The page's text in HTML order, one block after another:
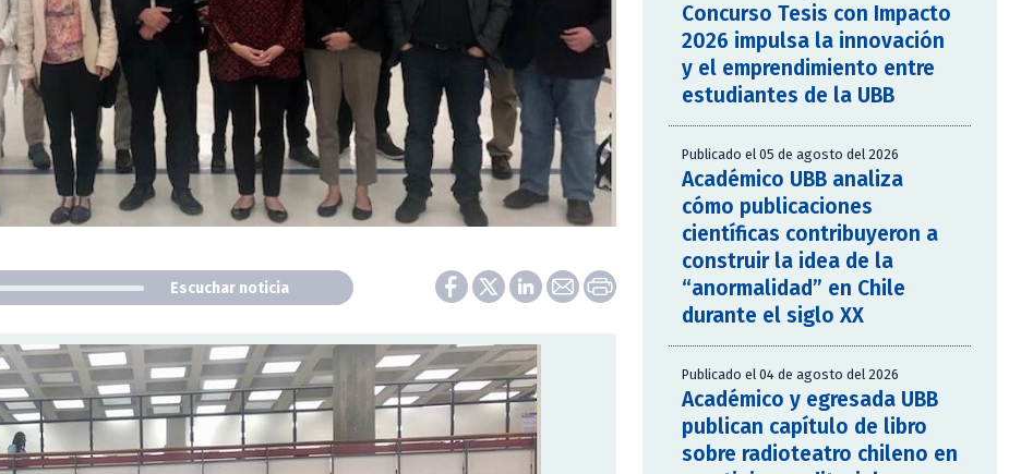
Escuchar noticia
Concurso Tesis con Impacto
2026 impulsa la innovación
y el emprendimiento entre
estudiantes de la UBB
Publicado el 05 de agosto del 2026
Académico UBB analiza
cómo publicaciones
científicas contribuyeron a
construir la idea de la
“anormalidad” en Chile
durante el siglo XX
Publicado el 04 de agosto del 2026
Académico y egresada UBB
publican capítulo de libro
sobre radioteatro chileno en